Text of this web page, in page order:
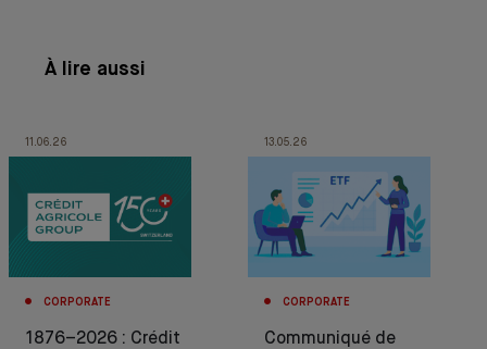
À lire aussi
11.06.26
CORPORATE
1876–2026 : Crédit
13.05.26
CORPORATE
Communiqué de